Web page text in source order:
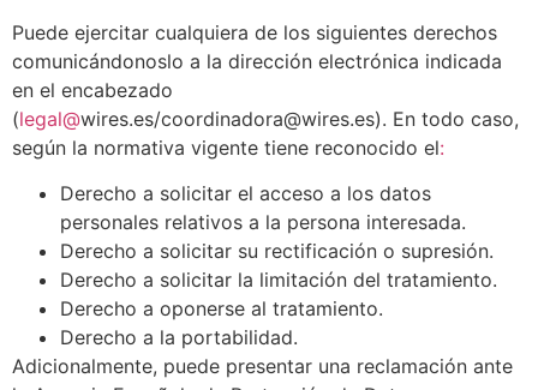
Puede ejercitar cualquiera de los siguientes derechos
comunicándonoslo a la dirección electrónica indicada
en el encabezado
(legal@wires.es/coordinadora@wires.es). En todo caso,
según la normativa vigente tiene reconocido el:
Derecho a solicitar el acceso a los datos
personales relativos a la persona interesada.
Derecho a solicitar su rectificación o supresión.
Derecho a solicitar la limitación del tratamiento.
Derecho a oponerse al tratamiento.
Derecho a la portabilidad.
Adicionalmente, puede presentar una reclamación ante